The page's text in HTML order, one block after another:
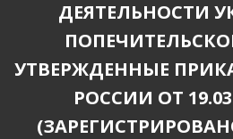
ДЕЯТЕЛЬНОСТИ
УТВЕРЖДЕННЫЕ
РОССИИ ОТ